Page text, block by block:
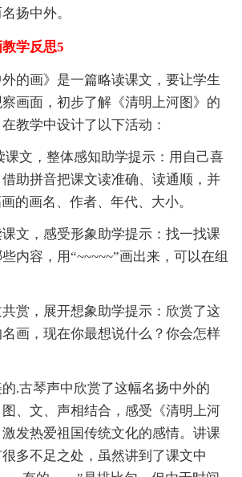
扬中外。
学反思5
画》是一篇略读课文，要让学生
画面，初步了解《清明上河图》的
教学中设计了以下活动：
文，整体感知助学提示：用自己喜
助拼音把课文读准确、读通顺，并
的画名、作者、年代、大小。
，感受形象助学提示：找一找课
内容，用“~~~~~”画出来，可以在组
，展开想象助学提示：欣赏了这
画，现在你最想说什么？你会怎样
古琴声中欣赏了这幅名扬中外的
图、文、声相结合，感受《清明上河
发热爱祖国传统文化的感情。讲课
多不足之处，虽然讲到了课文中